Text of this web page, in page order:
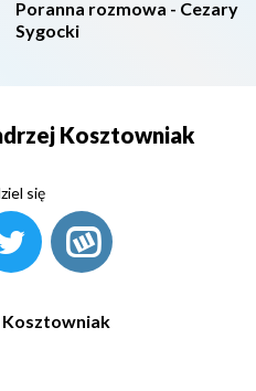
Poranna rozmowa - Cezary
Sygocki
Kosztowniak
się
Kosztowniak